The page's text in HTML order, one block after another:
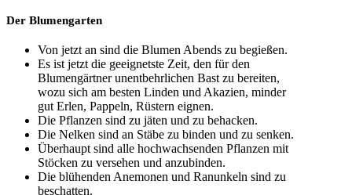
Der Blumengarten
Von jetzt an sind die Blumen Abends zu begießen.
Es ist jetzt die geeignetste Zeit, den für den
Blumengärtner unentbehrlichen Bast zu bereiten,
wozu sich am besten Linden und Akazien, minder
gut Erlen, Pappeln, Rüstern eignen.
Die Pflanzen sind zu jäten und zu behacken.
Die Nelken sind an Stäbe zu binden und zu senken.
Überhaupt sind alle hochwachsenden Pflanzen mit
Stöcken zu versehen und anzubinden.
Die blühenden Anemonen und Ranunkeln sind zu
beschatten.